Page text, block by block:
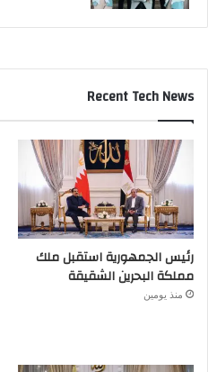
Recent Tech News
رئيس الجمهورية استقبل ملك
مملكة البحرين الشقيقة
منذ يومين